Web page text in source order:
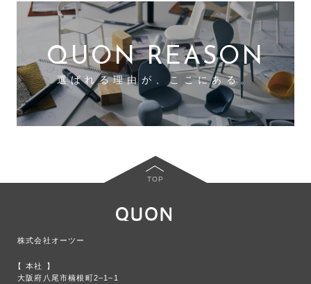
QUON REASON
選ばれる理由が、ここにある。
TOP
株式会社オーツー
本社
大阪府八尾市楠根町2‒1‒1